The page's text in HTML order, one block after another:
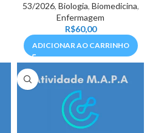
53/2026, Biologia, Biomedicina,
Enfermagem
R$60,00
ADICIONAR AO CARRINHO